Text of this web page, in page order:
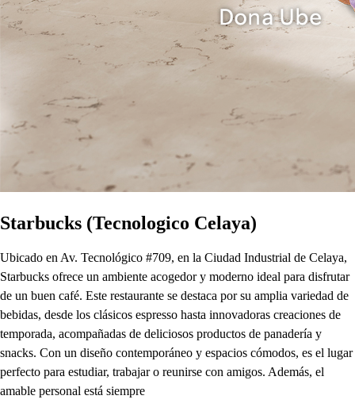
Starbucks (Tecnologico Celaya)
Ubicado en Av. Tecnológico #709, en la Ciudad Industrial de Celaya,
Starbucks ofrece un ambiente acogedor y moderno ideal para disfrutar
de un buen café. Este restaurante se destaca por su amplia variedad de
bebidas, desde los clásicos espresso hasta innovadoras creaciones de
temporada, acompañadas de deliciosos productos de panadería y
snacks. Con un diseño contemporáneo y espacios cómodos, es el lugar
perfecto para estudiar, trabajar o reunirse con amigos. Además, el
amable personal está siempre